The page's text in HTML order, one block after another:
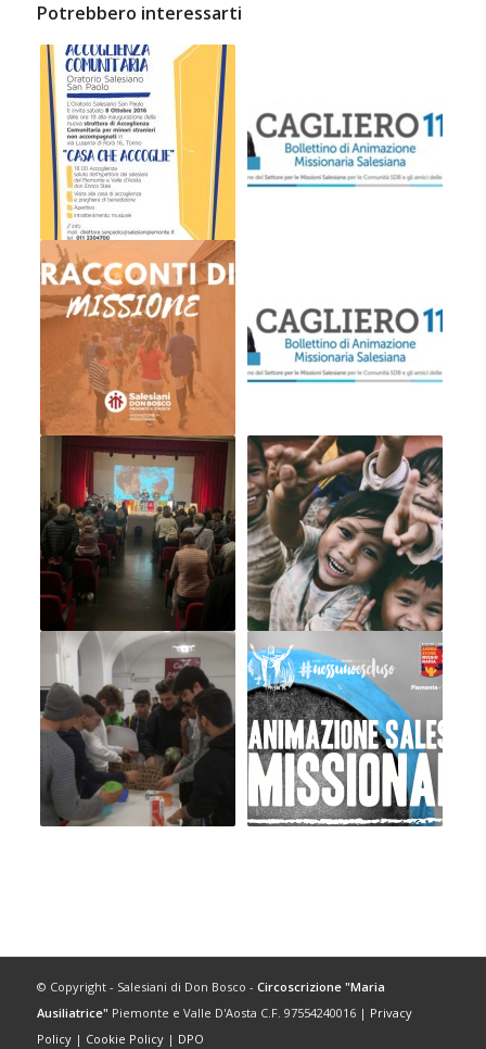
Potrebbero interessarti
© Copyright - Salesiani di Don Bosco - Circoscrizione "Maria
Ausiliatrice" Piemonte e Valle D'Aosta C.F. 97554240016 | Privacy
Policy| Cookie Policy| DPO